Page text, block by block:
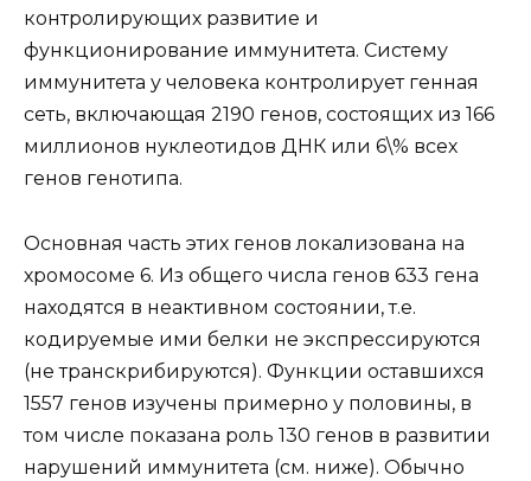
контролирующих развитие и
функционирование иммунитета. Систему
иммунитета у человека контролирует генная
сеть, включающая 2190 генов, состоящих из 166
миллионов нуклеотидов ДНК или 6\% всех
генов генотипа.
Основная часть этих генов локализована на
хромосоме 6. Из общего числа генов 633 гена
находятся в неактивном состоянии, т.е.
кодируемые ими белки не экспрессируются
(не транскрибируются). Функции оставшихся
1557 генов изучены примерно у половины, в
том числе показана роль 130 генов в развитии
нарушений иммунитета (см. ниже). Обычно